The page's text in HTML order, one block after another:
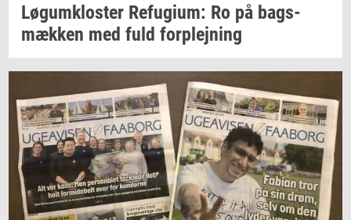
Løgum­klo­ster Re­fu­gi­um: Ro på bags­
mæk­ken med fuld for­plej­ning